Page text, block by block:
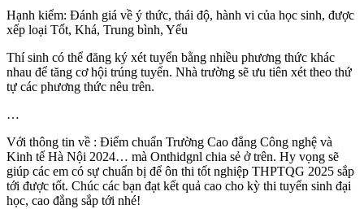
Hạnh kiểm: Đánh giá về ý thức, thái độ, hành vi của học sinh, được
xếp loại Tốt, Khá, Trung bình, Yếu
Thí sinh có thể đăng ký xét tuyển bằng nhiều phương thức khác
nhau để tăng cơ hội trúng tuyển. Nhà trường sẽ ưu tiên xét theo thứ
tự các phương thức nêu trên.
…
Với thông tin về : Điểm chuẩn Trường Cao đẳng Công nghệ và
Kinh tế Hà Nội 2024… mà Onthidgnl chia sẻ ở trên. Hy vọng sẽ
giúp các em có sự chuẩn bị để ôn thi tốt nghiệp THPTQG 2025 sắp
tới được tốt. Chúc các bạn đạt kết quả cao cho kỳ thi tuyển sinh đại
học, cao đẳng sắp tới nhé!